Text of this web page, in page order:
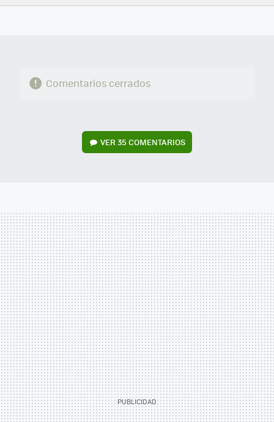
FACEBOOK
TWITTERFLIPBOARD
E-
WHATSAPP
Comentarios cerrados
VER35 COMENTARIOS